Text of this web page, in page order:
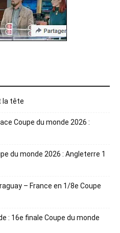
la tête
Coupe du monde 2026 :
du monde 2026 : Angleterre 1
– France en 1/8e Coupe
: 16e finale Coupe du monde